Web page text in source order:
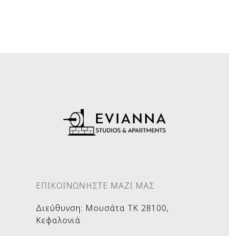
ΕΠΙΚΟΙΝΩΝΗΣΤΕ ΜΑΖΙ ΜΑΣ
Διεύθυνση: Μουσάτα ΤΚ 28100,
Κεφαλονιά